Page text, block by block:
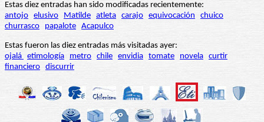
Estas diez entradas han sido modificadas recientemente:
antojo elusivo Matilde atleta carajo equivocación
chuico
churrasco
papalote Acapulco
Estas fueron las diez entradas más visitadas ayer:
ojalá etimología metro chile envidia tomate novela curtir
financiero discurrir